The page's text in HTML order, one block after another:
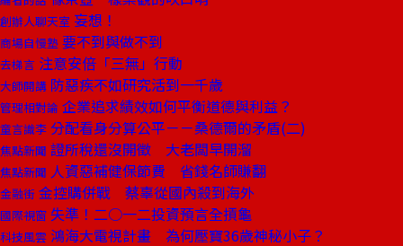
創辦人聊天室 妄想！
商場自慢塾 要不到與做不到
去梯言 注意安倍「三無」行動
大師開講 防惡疾不如研究活到一千歲
管理相對論 企業追求績效如何平衡道德與利益？
童言識李 分配看身分算公平－－桑德爾的矛盾(二)
焦點新聞 證所稅還沒開徵 大老闆早開溜
焦點新聞 人資惡補健保節費 省錢名師賺翻
金融街 金控購併戰 蔡辜從國內殺到海外
國際視窗 失準！二○一二投資預言全摃龜
科技風雲 鴻海大電視計畫 為何壓寶36歲神秘小子？